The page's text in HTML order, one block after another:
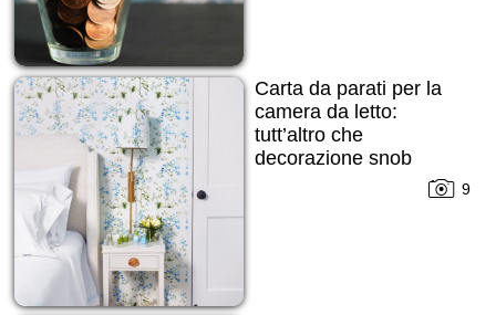
Carta da parati per la
camera da letto:
tutt’altro che
decorazione snob
9